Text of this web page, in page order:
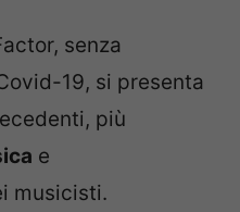
senza
19, si presenta
più
e
musicisti.